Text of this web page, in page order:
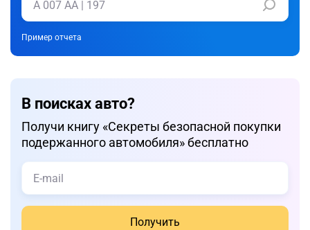
Пример отчета
В поисках авто?
Получи книгу «Cекреты безопасной покупки
подержанного автомобиля» бесплатно
Получить